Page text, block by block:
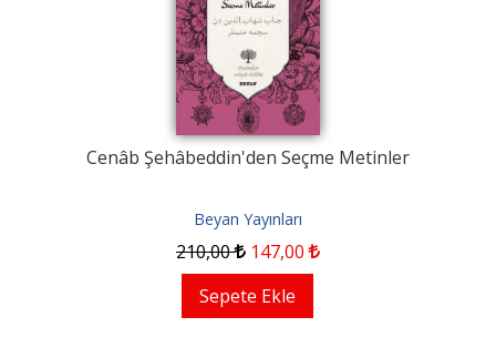
Cenâb Şehâbeddin'den Seçme Metinler
Beyan Yayınları
210,00 147,00
Sepete Ekle